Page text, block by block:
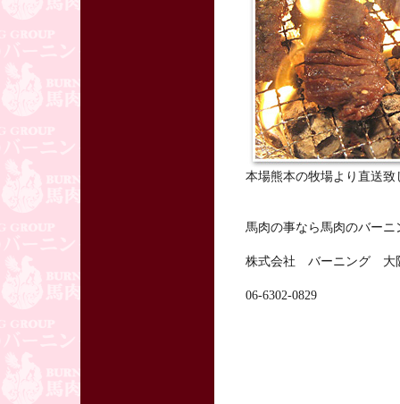
本場熊本の牧場より直送致
馬肉の事なら馬肉のバー
株式会社 バーニング 大
06-6302-0829